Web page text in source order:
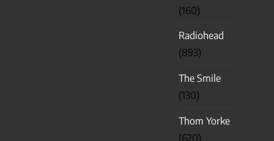
(160)
Radiohead
(893)
The Smile
(130)
Thom Yorke
(620)